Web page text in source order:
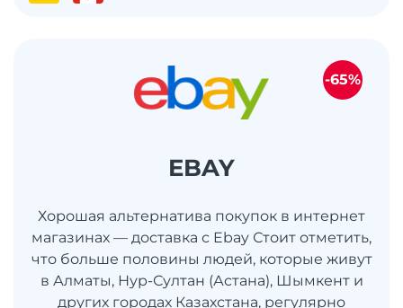
EBAY
Хорошая альтернатива покупок в интернет
магазинах — доставка с Ebay Стоит отметить,
что больше половины людей, которые живут
в Алматы, Нур-Султан (Астана), Шымкент и
других городах Казахстана, регулярно
-65%